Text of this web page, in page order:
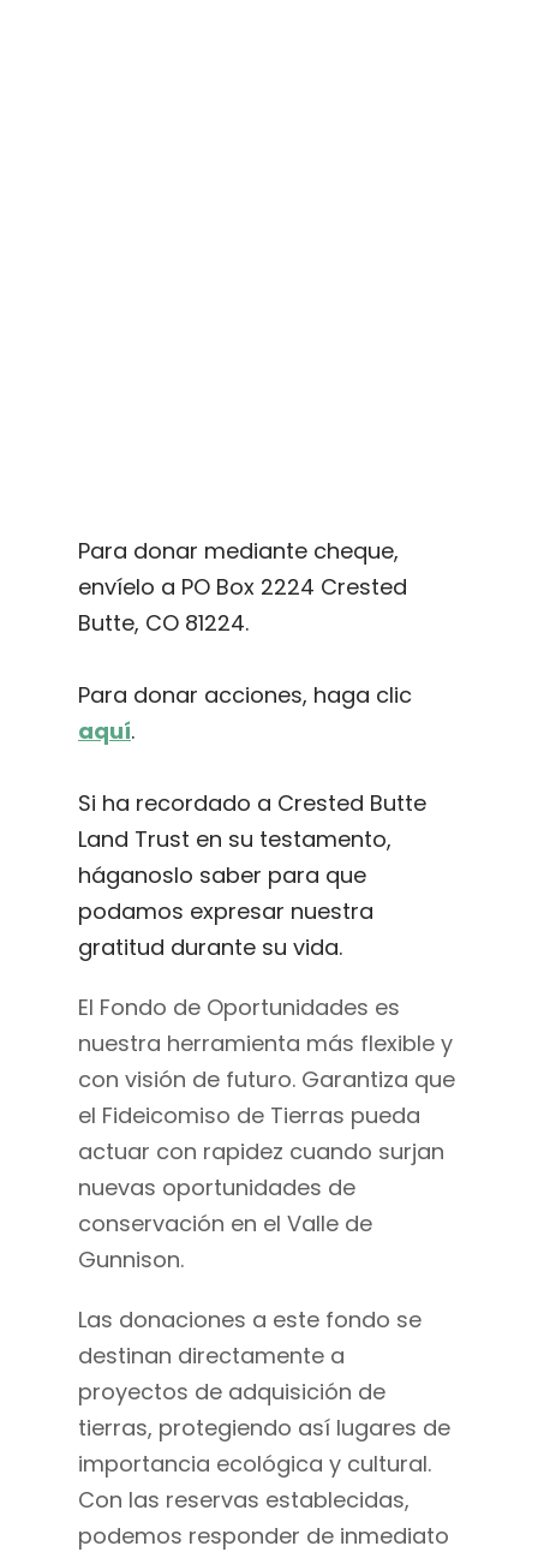
Para donar mediante cheque,
envíelo a PO Box 2224 Crested
Butte, CO 81224.
Para donar acciones, haga clic
aquí.
Si ha recordado a Crested Butte
Land Trust en su testamento,
háganoslo saber para que
podamos expresar nuestra
gratitud durante su vida.
El Fondo de Oportunidades es
nuestra herramienta más flexible y
con visión de futuro. Garantiza que
el Fideicomiso de Tierras pueda
actuar con rapidez cuando surjan
nuevas oportunidades de
conservación en el Valle de
Gunnison.
Las donaciones a este fondo se
destinan directamente a
proyectos de adquisición de
tierras, protegiendo así lugares de
importancia ecológica y cultural.
Con las reservas establecidas,
podemos responder de inmediato